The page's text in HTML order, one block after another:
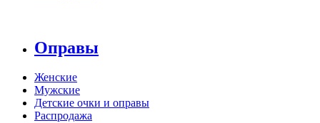
Оправы
Женские
Мужские
Детские очки и оправы
Распродажа